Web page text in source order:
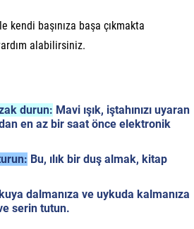
kendi başınıza başa çıkmakta
alabilirsiniz.
durun: Mavi ışık, iştahınızı uyaran
en az bir saat önce elektronik
Bu, ılık bir duş almak, kitap
dalmanıza ve uykuda kalmanıza
serin tutun.